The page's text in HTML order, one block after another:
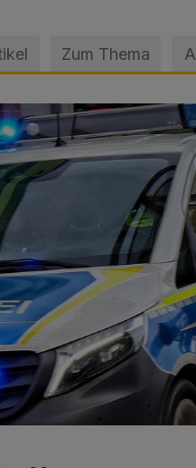
Zum Thema